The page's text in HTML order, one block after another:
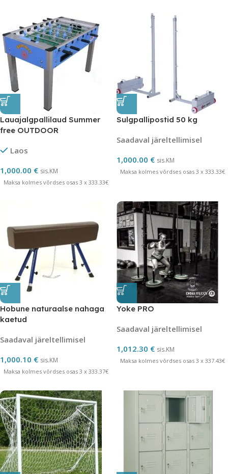
Lauajalgpallilaud Summer
free OUTDOOR
Laos
1,000.00 € sis.KM
Maksa kolmes võrdses osas 3 x 333.33€
Sulgpallipostid 50 kg
Saadaval järeltellimisel
1,000.00 € sis.KM
Maksa kolmes võrdses osas 3 x 333.33€
Hobune naturaalse nahaga
kaetud
Saadaval järeltellimisel
1,000.10 € sis.KM
Maksa kolmes võrdses osas 3 x 333.37€
Yoke PRO
Saadaval järeltellimisel
1,012.30 € sis.KM
Maksa kolmes võrdses osas 3 x 337.43€